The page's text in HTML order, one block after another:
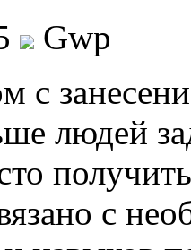
Gwp
с
людей
с